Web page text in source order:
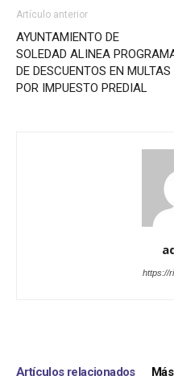
Artículo anterior
AYUNTAMIENTO DE
SOLEDAD ALINEA
DE DESCUENTOS EN MULTAS
POR IMPUESTO PREDIAL
https://
Artículos relacionados